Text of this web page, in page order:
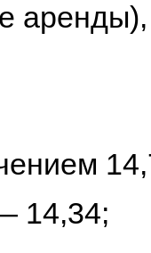
14,34;